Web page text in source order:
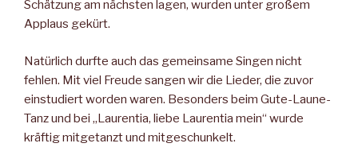
Schätzung am nächsten lagen, wurden unter großem
Applaus gekürt.
Natürlich durfte auch das gemeinsame Singen nicht
fehlen. Mit viel Freude sangen wir die Lieder, die zuvor
einstudiert worden waren. Besonders beim Gute-Laune-
Tanz und bei „Laurentia, liebe Laurentia mein“ wurde
kräftig mitgetanzt und mitgeschunkelt.